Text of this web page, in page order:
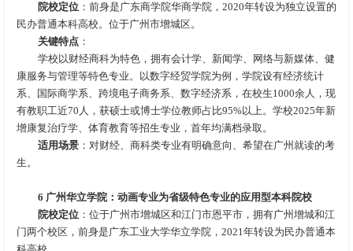
院校定位：前身是广东商学院华商学院，2020年转设为独立设置的
民办普通本科高校。位于广州市增城区。
关键特点：
学校以财经商科为特色，拥有会计学、新闻学、网络与新媒体、健
康服务与管理等特色专业。以数字经贸学院为例，学院设有经济统计
系、国际商学系、跨境电子商务系、数字经济系，在校生1000余人，现
有教职工近70人，获硕士或博士学位教师占比95%以上。学校2025年新
增康复治疗学、体育教育等招生专业，首年均满档录取。
适用场景：对财经、商科类专业有明确意向、希望在广州就读的考
生。
6 广州华立学院：动画专业为省级特色专业的应用型本科院校
院校定位：位于广州市增城区和江门市恩平市，拥有广州增城和江
门两个校区，前身是广东工业大学华立学院，2021年转设为民办普通本